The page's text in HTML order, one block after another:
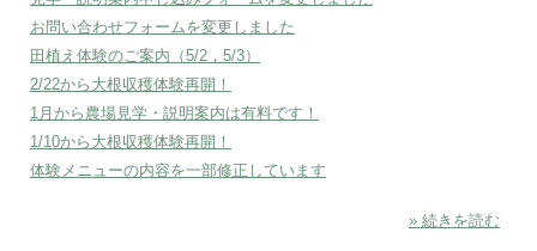
お問い合わせフォームを変更しました
田植え体験のご案内（5/2，5/3）
2/22から大根収穫体験再開！
1月から農場見学・説明案内は有料です！
1/10から大根収穫体験再開！
体験メニューの内容を一部修正しています
» 続きを読む